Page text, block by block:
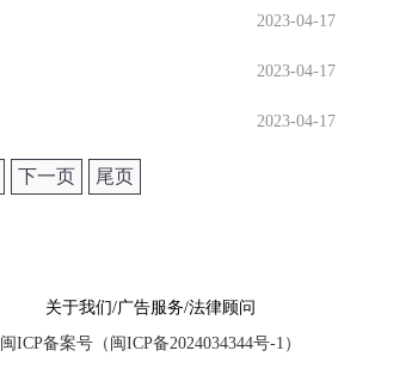
2023-04-17
2023-04-17
2023-04-17
下一页 尾页
关于我们/广告服务/法律顾问
闽ICP备案号（闽ICP备2024034344号-1）